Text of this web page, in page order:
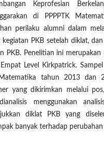
Keprofesian
di PPPPTK
perilaku alumni dalam
kegiatan PKB setelah diklat,
PKB. Penelitian ini
Level Kirkpatrick.
tahun 2013 dan
yang dikirimkan melalui
menggunakan
diklat PKB yang
banyak terhadap